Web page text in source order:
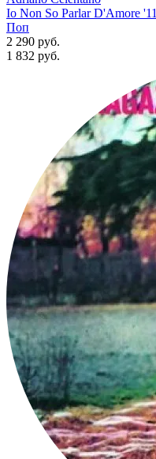
Io Non So Parlar D'Amore '11
Поп
2 290 руб.
1 832 руб.